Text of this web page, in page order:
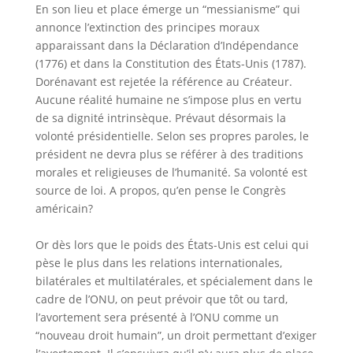
En son lieu et place émerge un “messianisme” qui
annonce l’extinction des principes moraux
apparaissant dans la Déclaration d’Indépendance
(1776) et dans la Constitution des États-Unis (1787).
Dorénavant est rejetée la référence au Créateur.
Aucune réalité humaine ne s’impose plus en vertu
de sa dignité intrinsèque. Prévaut désormais la
volonté présidentielle. Selon ses propres paroles, le
président ne devra plus se référer à des traditions
morales et religieuses de l’humanité. Sa volonté est
source de loi. A propos, qu’en pense le Congrès
américain?
Or dès lors que le poids des États-Unis est celui qui
pèse le plus dans les relations internationales,
bilatérales et multilatérales, et spécialement dans le
cadre de l’ONU, on peut prévoir que tôt ou tard,
l’avortement sera présenté à l’ONU comme un
“nouveau droit humain”, un droit permettant d’exiger